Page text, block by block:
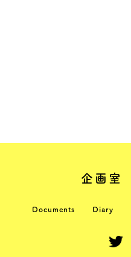
企画室
Documents Diary